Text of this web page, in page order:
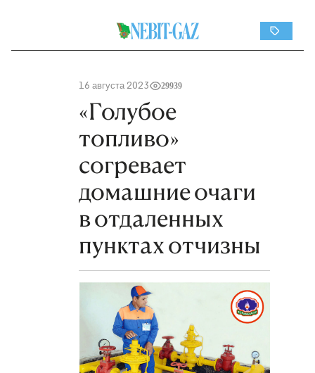
16 августа 2023 29939
«Голубое
топливо»
согревает
домашние очаги
в отдаленных
пунктах отчизны